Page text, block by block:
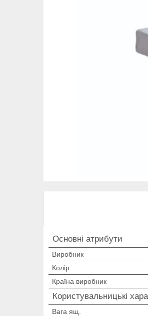
Основні атрибути
Виробник
Колір
Країна виробник
Користувальницькі
Вага ящ.